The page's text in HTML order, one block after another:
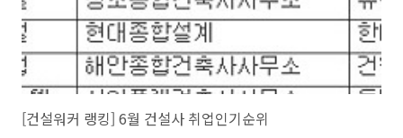
[건설워커 랭킹] 6월 건설사 취업인기순위